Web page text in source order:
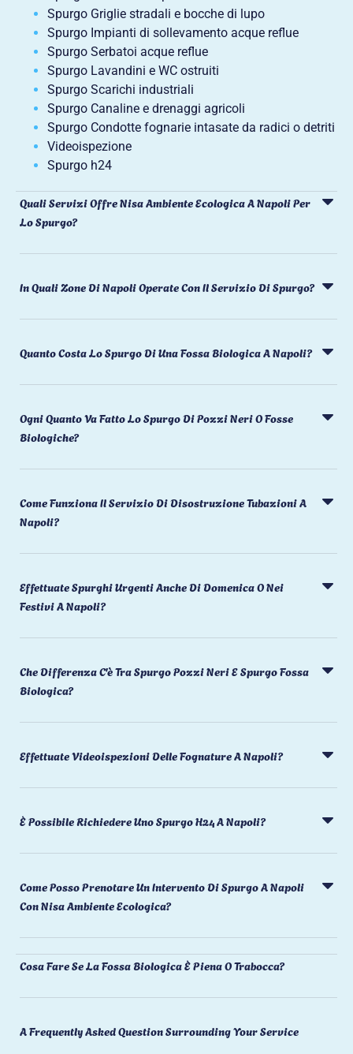
Spurgo Griglie stradali e bocche di lupo
Spurgo Impianti di sollevamento acque reflue
Spurgo Serbatoi acque reflue
Spurgo Lavandini e WC ostruiti
Spurgo Scarichi industriali
Spurgo Canaline e drenaggi agricoli
Spurgo Condotte fognarie intasate da radici o detriti
Videoispezione
Spurgo h24
Quali Servizi Offre Nisa Ambiente Ecologica A Napoli Per
Lo Spurgo?
In Quali Zone Di Napoli Operate Con Il Servizio Di Spurgo?
Quanto Costa Lo Spurgo Di Una Fossa Biologica A Napoli?
Ogni Quanto Va Fatto Lo Spurgo Di Pozzi Neri O Fosse
Biologiche?
Come Funziona Il Servizio Di Disostruzione Tubazioni A
Napoli?
Effettuate Spurghi Urgenti Anche Di Domenica O Nei
Festivi A Napoli?
Che Differenza C'è Tra Spurgo Pozzi Neri E Spurgo Fossa
Biologica?
Effettuate Videoispezioni Delle Fognature A Napoli?
È Possibile Richiedere Uno Spurgo H24 A Napoli?
Come Posso Prenotare Un Intervento Di Spurgo A Napoli
Con Nisa Ambiente Ecologica?
Cosa Fare Se La Fossa Biologica È Piena O Trabocca?
A Frequently Asked Question Surrounding Your Service